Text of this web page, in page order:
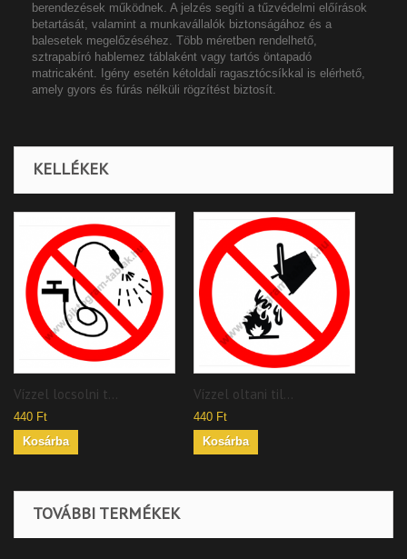
berendezések működnek. A jelzés segíti a tűzvédelmi előírások
betartását, valamint a munkavállalók biztonságához és a
balesetek megelőzéséhez. Több méretben rendelhető,
sztrapabíró hablemez táblaként vagy tartós öntapadó
matricaként. Igény esetén kétoldali ragasztócsíkkal is elérhető,
amely gyors és fúrás nélküli rögzítést biztosít.
KELLÉKEK
Vízzel locsolni t...
440 Ft
Kosárba
Vízzel oltani til...
440 Ft
Kosárba
TOVÁBBI TERMÉKEK